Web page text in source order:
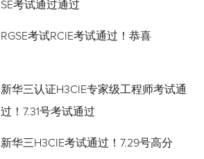
SE考试通过通过
RGSE考试RCIE考试通过！恭喜
新华三认证H3CIE专家级工程师考试通
过！7.31号考试通过
新华三H3CIE考试通过！7.29号高分